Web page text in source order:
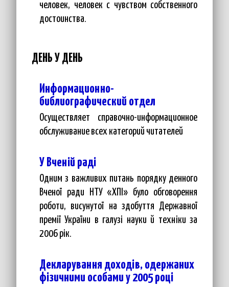
человек, человек с чувством собственного
достоинства.
ДЕНЬ У ДЕНЬ
Информационно-
библиографический отдел
Осуществляет справочно-информационное
обслуживание всех категорий читателей
У Вченій раді
Одним з важливих питань порядку денного
Вченої ради НТУ «ХПІ» було обговорення
роботи, висунутої на здобуття Державної
премії України в галузі науки й техніки за
2006 рік.
Декларування доходів, одержаних
фізичними особами у 2005 році